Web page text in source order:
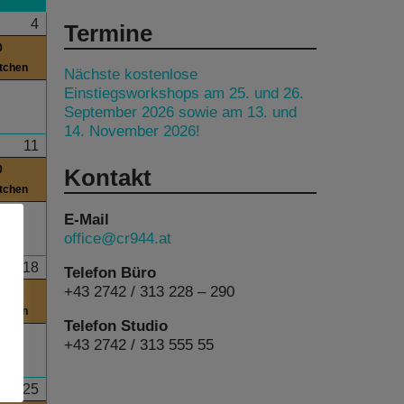
4
11
18
25
Termine
Nächste kostenlose
Einstiegsworkshops am 25. und 26.
September 2026 sowie am 13. und
14. November 2026!
Kontakt
E-Mail
office@cr944.at
Telefon Büro
+43 2742 / 313 228 – 290
Telefon Studio
+43 2742 / 313 555 55